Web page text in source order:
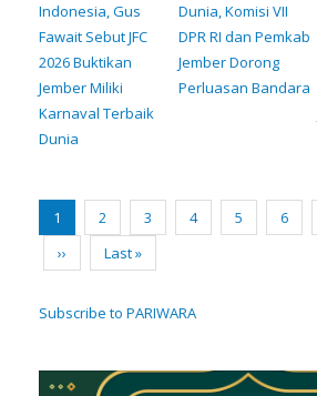
Indonesia, Gus
Fawait Sebut JFC
2026 Buktikan
Jember Miliki
Karnaval Terbaik
Dunia
Dunia, Komisi VII
DPR RI dan Pemkab
Jember Dorong
Perluasan Bandara
Pagination
Current
page
1 Page
2 Page
3 Page
4 Page
5 Page
6
Next
page
››
Last
page
Last »
Subscribe to PARIWARA